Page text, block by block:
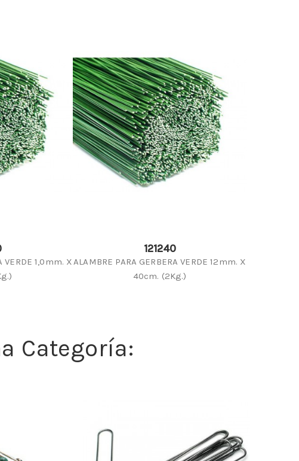
VERDE 1,0mm. X
121240
ALAMBRE PARA GERBERA VERDE 12mm. X
40cm. (2Kg.)
Categoría: